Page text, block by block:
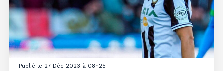
Publié le 27 Déc 2023 à 08h25